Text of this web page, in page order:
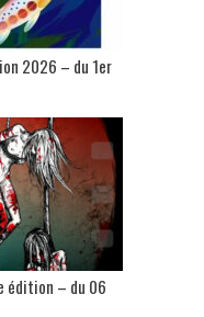
2026 – du 1er
édition – du 06